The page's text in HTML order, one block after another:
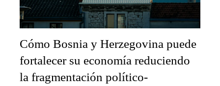
Cómo Bosnia y Herzegovina puede
fortalecer su economía reduciendo
la fragmentación político-